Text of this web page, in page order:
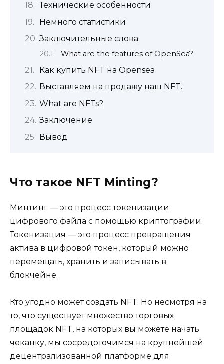
Технические особенности
Немного статистики
Заключительные слова
What are the features of OpenSea?
Как купить NFT на Opensea
Выставляем на продажу наш NFT.
What are NFTs?
Заключение
Вывод
Что такое NFT Minting?
Минтинг — это процесс токенизации
цифрового файла с помощью криптографии.
Токенизация — это процесс превращения
актива в цифровой токен, который можно
перемещать, хранить и записывать в
блокчейне.
Кто угодно может создать NFT. Но несмотря на
то, что существует множество торговых
площадок NFT, на которых вы можете начать
чеканку, мы сосредоточимся на крупнейшей
децентрализованной платформе для